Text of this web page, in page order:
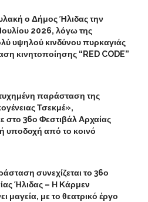
ο Δήμος Ήλιδας την
2026, λόγω της
υψηλού κινδύνου πυρκαγιάς
κινητοποίησης “RED CODE”
παράσταση της
Τσεκμέ»,
στο 36ο Φεστιβάλ Αρχαίας
υποδοχή από το κοινό
συνεχίζεται το 36ο
Ήλιδας – Η Κάρμεν
μαγεία, με το θεατρικό έργο